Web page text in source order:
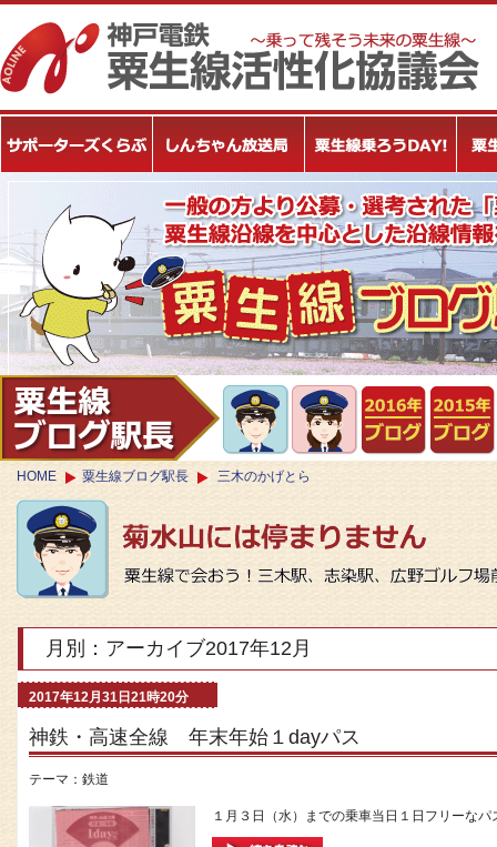
HOME 粟生線ブログ駅長 三木のかげとら
月別：アーカイブ2017年12月
2017年12月31日21時20分
神鉄・高速全線 年末年始１dayパス
テーマ： 鉄道
１月３日（水）までの乗車当日１日フリーな